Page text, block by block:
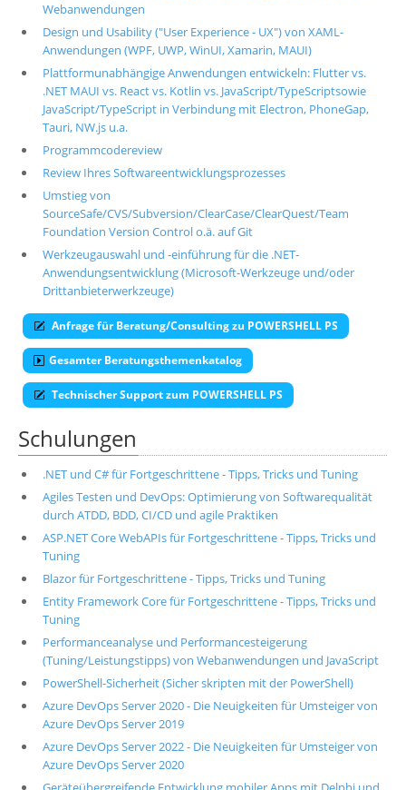
Webanwendungen
Design und Usability ("User Experience - UX") von XAML-
Anwendungen (WPF, UWP, WinUI, Xamarin, MAUI)
Plattformunabhängige Anwendungen entwickeln: Flutter vs.
.NET MAUI vs. React vs. Kotlin vs. JavaScript/TypeScriptsowie
JavaScript/TypeScript in Verbindung mit Electron, PhoneGap,
Tauri, NW.js u.a.
Programmcodereview
Review Ihres Softwareentwicklungsprozesses
Umstieg von
SourceSafe/CVS/Subversion/ClearCase/ClearQuest/Team
Foundation Version Control o.ä. auf Git
Werkzeugauswahl und -einführung für die .NET-
Anwendungsentwicklung (Microsoft-Werkzeuge und/oder
Drittanbieterwerkzeuge)
Anfrage für Beratung/Consulting zu POWERSHELL PS
Gesamter Beratungsthemenkatalog
Technischer Support zum POWERSHELL PS
Schulungen
.NET und C# für Fortgeschrittene - Tipps, Tricks und Tuning
Agiles Testen und DevOps: Optimierung von Softwarequalität
durch ATDD, BDD, CI/CD und agile Praktiken
ASP.NET Core WebAPIs für Fortgeschrittene - Tipps, Tricks und
Tuning
Blazor für Fortgeschrittene - Tipps, Tricks und Tuning
Entity Framework Core für Fortgeschrittene - Tipps, Tricks und
Tuning
Performanceanalyse und Performancesteigerung
(Tuning/Leistungstipps) von Webanwendungen und JavaScript
PowerShell-Sicherheit (Sicher skripten mit der PowerShell)
Azure DevOps Server 2020 - Die Neuigkeiten für Umsteiger von
Azure DevOps Server 2019
Azure DevOps Server 2022 - Die Neuigkeiten für Umsteiger von
Azure DevOps Server 2020